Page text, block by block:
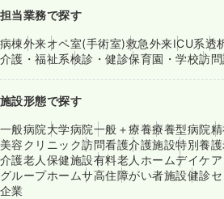
担当業務で探す
病棟外来オペ室(手術室)救急外来ICU系透
介護・福祉系検診・健診保育園・学校訪
施設形態で探す
一般病院大学病院一般＋療養療養型病院
美容クリニック訪問看護介護施設特別養
介護老人保健施設有料老人ホームデイケ
グループホームサ高住障がい者施設健診
企業